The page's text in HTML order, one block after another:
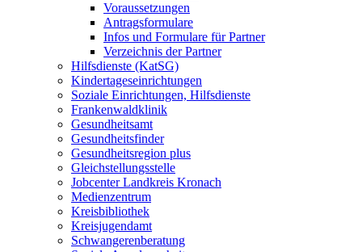
Voraussetzungen
Antragsformulare
Infos und Formulare für Partner
Verzeichnis der Partner
Hilfsdienste (KatSG)
Kindertageseinrichtungen
Soziale Einrichtungen, Hilfsdienste
Frankenwaldklinik
Gesundheitsamt
Gesundheitsfinder
Gesundheitsregion plus
Gleichstellungsstelle
Jobcenter Landkreis Kronach
Medienzentrum
Kreisbibliothek
Kreisjugendamt
Schwangerenberatung